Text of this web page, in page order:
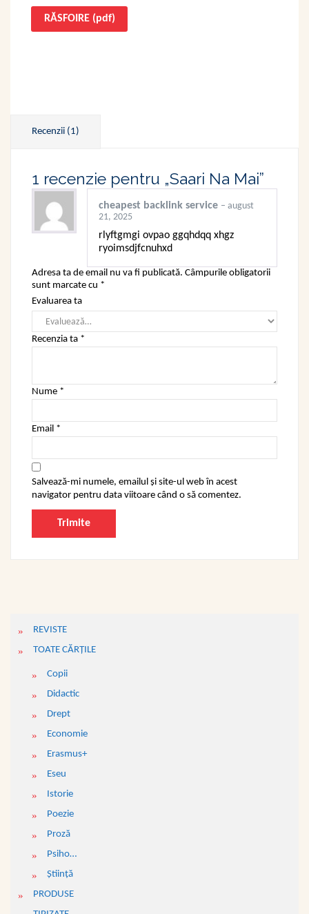
RĂSFOIRE (pdf)
Recenzii (1)
1 recenzie pentru „Saari Na Mai”
cheapest backlink service – august
21, 2025
rlyftgmgi ovpao ggqhdqq xhgz
ryoimsdjfcnuhxd
Adresa ta de email nu va fi publicată. Câmpurile obligatorii
sunt marcate cu *
Evaluarea ta
Recenzia ta *
Nume *
Email *
Salvează-mi numele, emailul și site-ul web în acest
navigator pentru data viitoare când o să comentez.
REVISTE
TOATE CĂRŢILE
Copii
Didactic
Drept
Economie
Erasmus+
Eseu
Istorie
Poezie
Proză
Psiho…
Ştiinţă
PRODUSE